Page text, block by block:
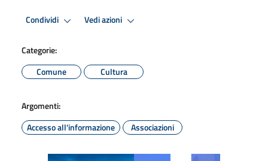
Condividi Vedi azioni
Categorie:
Comune
Cultura
Argomenti:
Accesso all'informazione
Associazioni